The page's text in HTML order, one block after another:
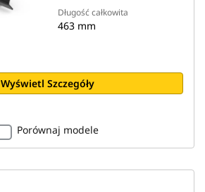
Długość całkowita
463 mm
Wyświetl Szczegóły
Porównaj modele